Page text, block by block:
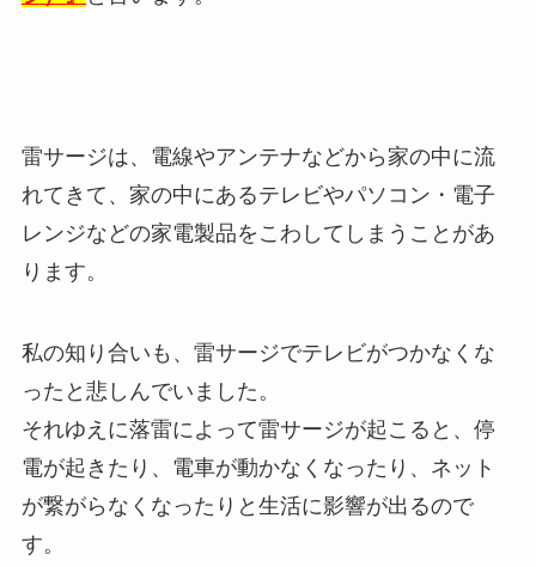
雷サージは、電線やアンテナなどから家の中に流
れてきて、家の中にあるテレビやパソコン・電子
レンジなどの家電製品をこわしてしまうことがあ
ります。
私の知り合いも、雷サージでテレビがつかなくな
ったと悲しんでいました。
それゆえに落雷によって雷サージが起こると、停
電が起きたり、電車が動かなくなったり、ネット
が繋がらなくなったりと生活に影響が出るので
す。